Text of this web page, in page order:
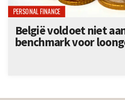
PERSONAL FINANCE
België voldoet niet
benchmark voor